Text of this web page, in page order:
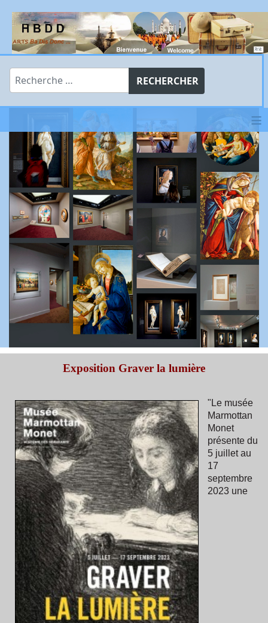
Rechercher
RECHERCHER
≡
Exposition Graver la lumière
"Le musée
Marmottan
Monet
présente du
5 juillet au
17
septembre
2023 une